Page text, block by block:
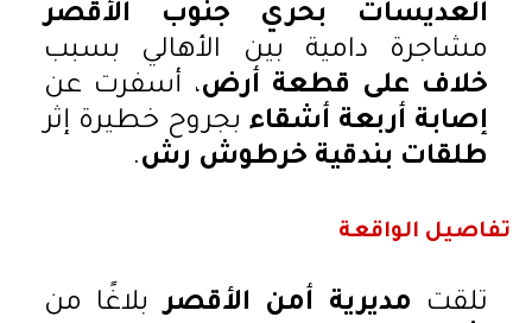
العديسات بحري جنوب الأقصر
مشاجرة دامية بين الأهالي بسبب
خلاف على قطعة أرض، أسفرت عن
إصابة أربعة أشقاءبجروح خطيرة إثر
طلقات بندقية خرطوش رش.
تفاصيل الواقعة
تلقت مديرية أمن الأقصربلاغًا من